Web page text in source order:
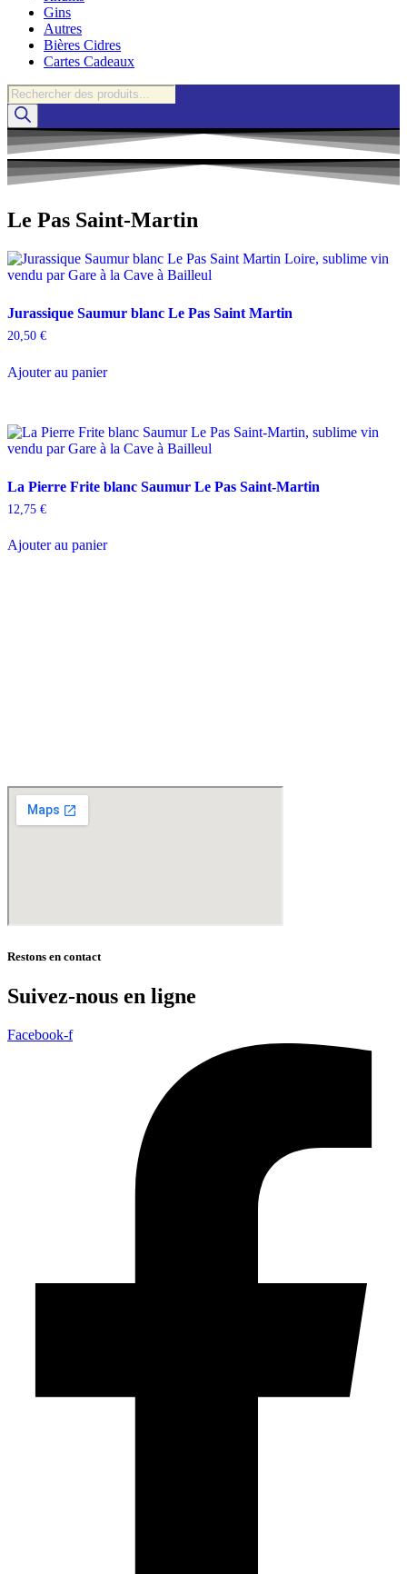
Gins
Autres
Bières Cidres
Cartes Cadeaux
Recherche
de
produits
Le Pas Saint-Martin
Jurassique Saumur blanc Le Pas Saint Martin
20,50 €
Ajouter au panier
La Pierre Frite blanc Saumur Le Pas Saint-Martin
12,75 €
Ajouter au panier
Restons en contact
Suivez-nous en ligne
Facebook-f